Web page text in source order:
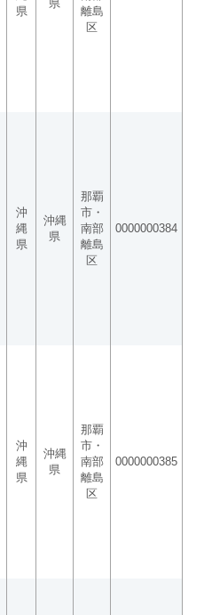
県
県
離島
区
沖
縄
県
沖縄
県
那覇
市・
南部
離島
区
0000000384
沖
縄
県
沖縄
県
那覇
市・
南部
離島
区
0000000385